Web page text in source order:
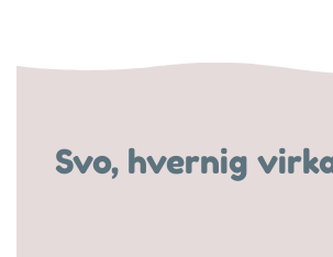
Svo, hvernig